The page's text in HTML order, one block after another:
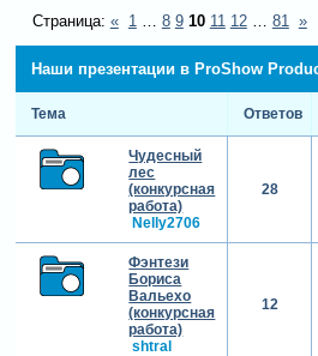
Наши презентации в ProShow
Страница: « 1 … 8 9 10 11 12 … 81 »
Тема Ответов
Чудесный
лес
(конкурсная
работа)
Nelly2706
28
Фэнтези
Бориса
Вальехо
(конкурсная
работа)
shtral
12